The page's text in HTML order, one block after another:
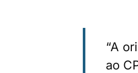
“A
ao